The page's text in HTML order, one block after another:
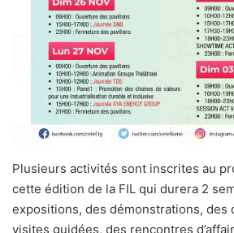
Plusieurs activités sont inscrites au
cette édition de la FIL qui durera 2
expositions, des démonstrations, des
visites guidées, des rencontres